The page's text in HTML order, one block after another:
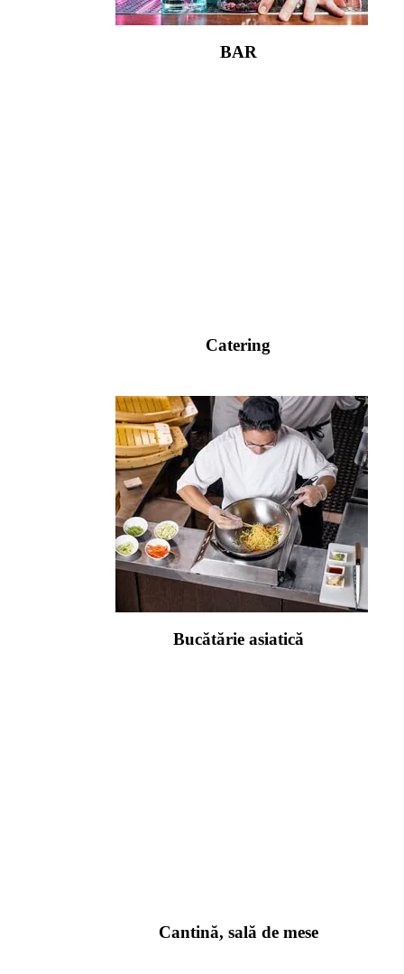
BAR
Catering
Bucătărie asiatică
Cantină, sală de mese